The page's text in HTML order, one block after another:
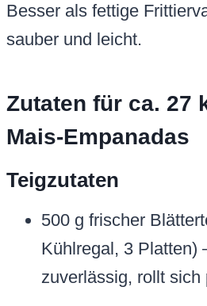
Besser als fettige
sauber und leicht.
Zutaten für ca. 27
Mais-Empanadas
Teigzutaten
500 g frischer
Kühlregal, 3 Platten)
zuverlässig, rollt sich